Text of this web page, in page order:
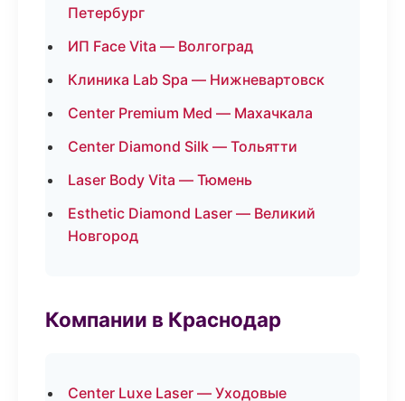
Петербург
ИП Face Vita — Волгоград
Клиника Lab Spa — Нижневартовск
Center Premium Med — Махачкала
Center Diamond Silk — Тольятти
Laser Body Vita — Тюмень
Esthetic Diamond Laser — Великий
Новгород
Компании в Краснодар
Center Luxe Laser — Уходовые